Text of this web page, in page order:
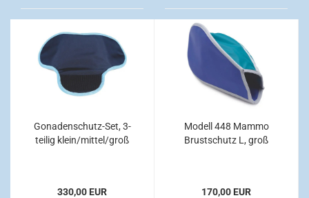
Gonadenschutz-Set, 3-
teilig klein/mittel/groß
330,00 EUR
Modell 448 Mammo
Brustschutz L, groß
170,00 EUR